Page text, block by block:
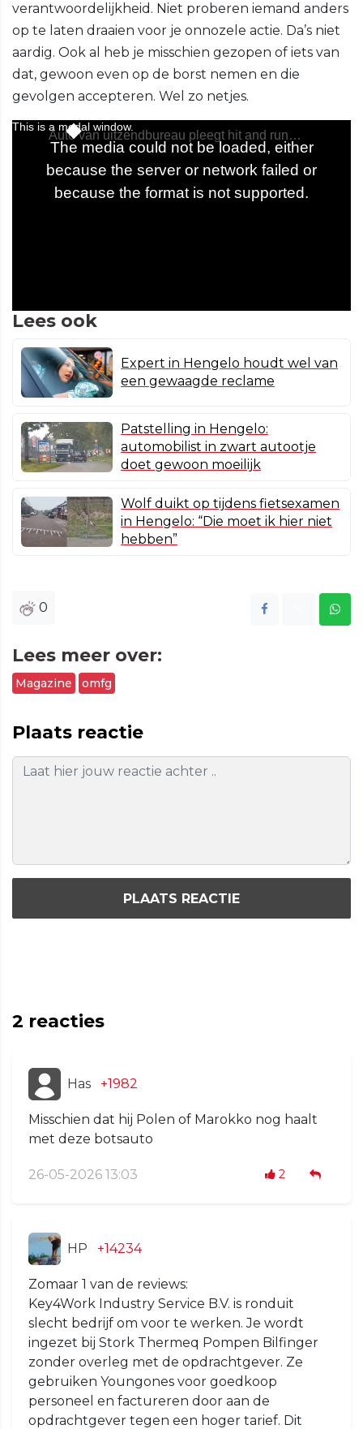
verantwoordelijkheid. Niet proberen iemand anders
op te laten draaien voor je onnozele actie. Da’s niet
aardig. Ook al heb je misschien gezopen of iets van
dat, gewoon even op de borst nemen en die
gevolgen accepteren. Wel zo netjes.
Lees ook
Expert in Hengelo houdt wel van
een gewaagde reclame
Patstelling in Hengelo:
automobilist in zwart autootje
doet gewoon moeilijk
Wolf duikt op tijdens fietsexamen
in Hengelo: “Die moet ik hier niet
hebben”
0
Lees meer over:
Magazine omfg
Plaats reactie
PLAATS REACTIE
2 reacties
Has +1982
Misschien dat hij Polen of Marokko nog haalt
met deze botsauto
26-05-2026 13:03 2
HP +14234
Zomaar 1 van de reviews:
Key4Work Industry Service B.V. is ronduit
slecht bedrijf om voor te werken. Je wordt
ingezet bij Stork Thermeq Pompen Bilfinger
zonder overleg met de opdrachtgever. Ze
gebruiken Youngones voor goedkoop
personeel en factureren door aan de
opdrachtgever tegen een hoger tarief. Dit